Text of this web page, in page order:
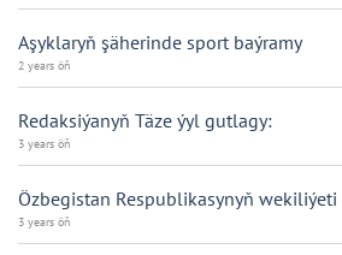
Aşyklaryň şäherinde sport baýramy
2 years öň
Redaksiýanyň Täze ýyl gutlagy:
3 years öň
Özbegistan Respublikasynyň
3 years öň